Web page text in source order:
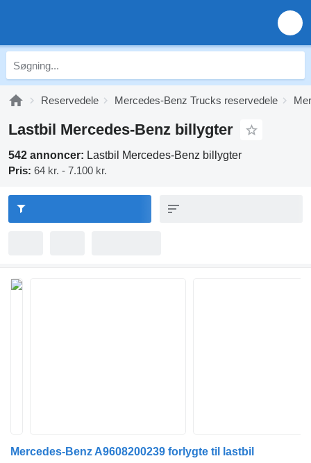
Reservedele Mercedes-Benz Trucks reservedele
Lastbil Mercedes-Benz billygter
542 annoncer: Lastbil Mercedes-Benz billygter
Pris: 64 kr. - 7.100 kr.
Mercedes-Benz A9608200239 forlygte til lastbil